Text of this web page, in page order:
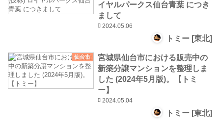
イヤルパークス仙台青葉 につき
まして
2024.05.06
トミー [東北]
仙台市
宮城県仙台市における販売中の
新築分譲マンションを整理しま
した (2024年5月版)。【トミ
ー】
2024.05.04
トミー [東北]